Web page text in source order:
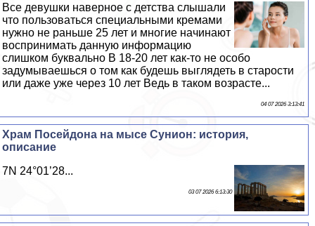
Все дeвyшки наверное с детства слышали
что пользоваться специальными кремами
нужно не раньше 25 лет и многие начинают
воспринимать данную информацию
слишком буквально В 18-20 лет как-то не особо
задумываешься о том как будешь выглядеть в старости
или даже уже через 10 лет Ведь в таком возрасте...
04 07 2026 3:13:41
Храм Посейдона на мысе Сунион: история,
описание
7N 24°01’28...
03 07 2026 6:13:30